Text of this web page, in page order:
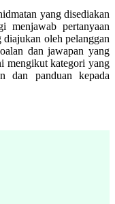
yang disediakan
menjawab pertanyaan
diajukan oleh pelanggan
dan jawapan yang
mengikut kategori yang
dan panduan kepada